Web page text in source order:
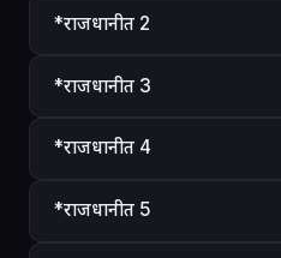
*राजधानीत 2
*राजधानीत 3
*राजधानीत 4
*राजधानीत 5